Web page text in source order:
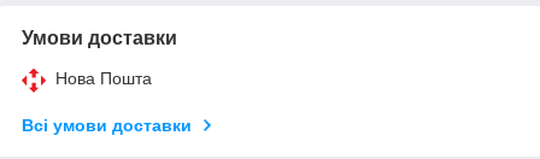
Умови доставки
Нова Пошта
Всі умови доставки